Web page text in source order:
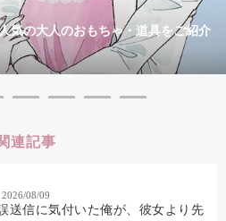
気の大人のおもちゃ・道具をご紹介
連記事
2026/08/09
送信に気付いた俺が、彼女より先